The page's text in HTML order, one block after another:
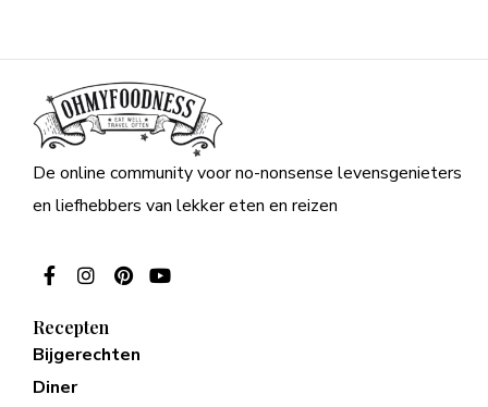
De online community voor no-nonsense levensgenieters
en liefhebbers van lekker eten en reizen
Recepten
Bijgerechten
Diner